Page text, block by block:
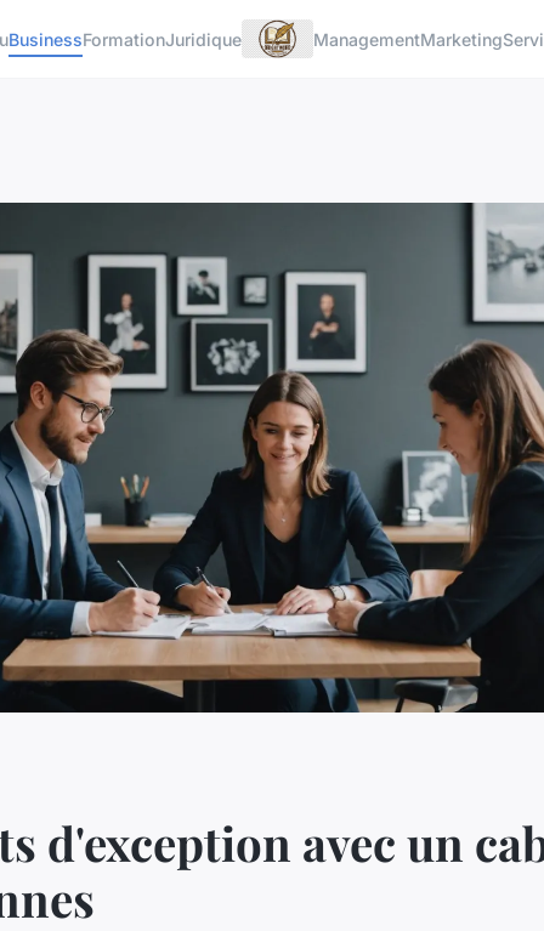
BusinessFormationJuridique ManagementMarketing
d'exception avec un